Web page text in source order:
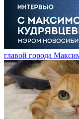
главой города